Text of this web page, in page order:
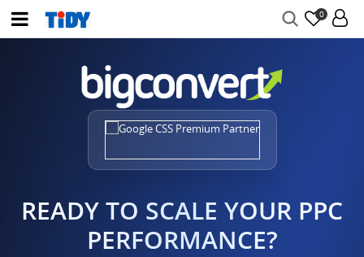
0
READY TO SCALE YOUR PPC
PERFORMANCE?